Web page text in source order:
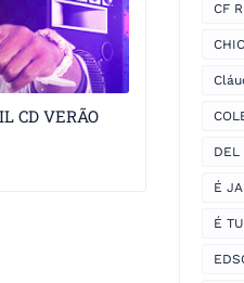
CD VERÃO
CF
DEL
É
É